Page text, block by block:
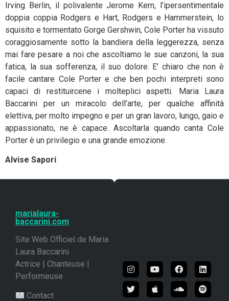
Irving Berlin, il polivalente Jerome Kern, l’ipersentimentale
doppia coppia Rodgers e Hart, Rodgers e Hammerstein, lo
squisito e tormentato Gorge Gershwin, Cole Porter ha vissuto
coraggiosamente sotto la bandiera della leggerezza, senza
mai fare pesare a noi che ascoltiamo le sue canzoni, la sua
fatica, la sua sofferenza, il suo dolore. E’ chiaro che non è
facile cantare Cole Porter e che ben pochi interpreti sono
capaci di restituircene i molteplici aspetti. Maria Laura
Baccarini per un miracolo dell’arte, per qualche affinità
elettiva, per molto impegno e per un gran lavoro, lungo, gaio e
appassionato, ne è capace. Ascoltarla quando canta Cole
Porter è un privilegio e una grande emozione.
Alvise Sapori
marialaura-
baccarini.com
Site Web Officiel de Maria
Laura Baccarini
Actrice | Chanteuse |
Performeuse
Contact